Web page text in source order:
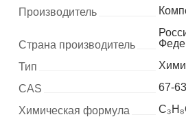
Производитель
Страна производитель
Тип
CAS
67-
Химическая формула